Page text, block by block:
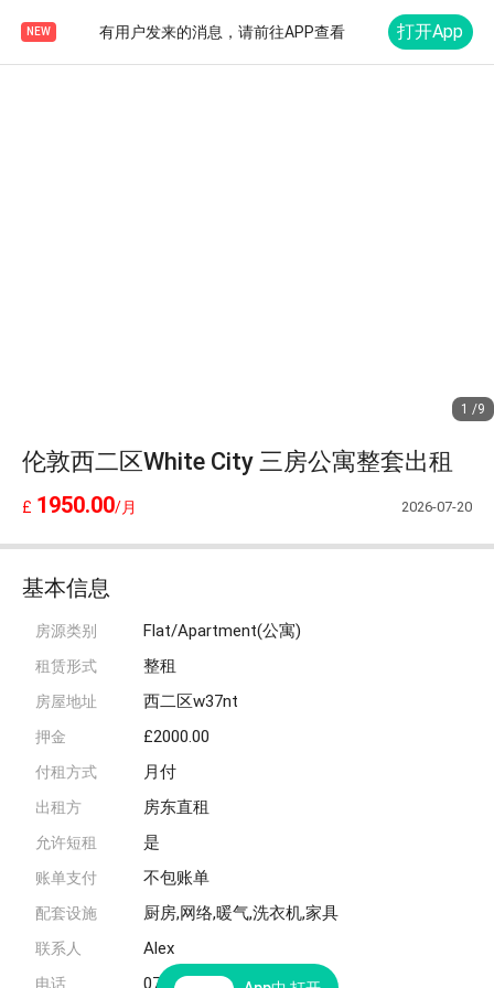
NEW 有用户发来的消息，请前往APP查看 打开App
1 /9
伦敦西二区White City 三房公寓整套出租
£ 1950.00/月 2026-07-20
基本信息
房源类别 Flat/Apartment(公寓)
租赁形式 整租
房屋地址 西二区w37nt
押金 £2000.00
付租方式 月付
出租方 房东直租
允许短租 是
账单支付 不包账单
配套设施 厨房,网络,暖气,洗衣机,家具
联系人 Alex
电话 07411888116